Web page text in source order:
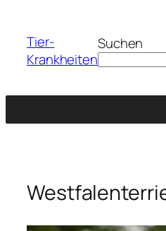
springen
Tier-
Krankheiten
Suchen